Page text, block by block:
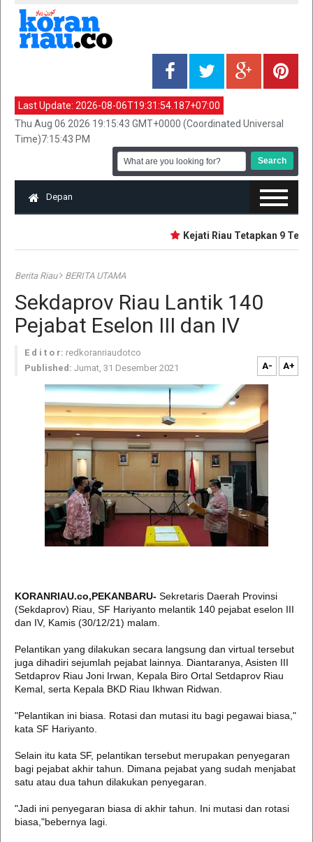
Last Update: 2026-08-06T19:31:54.187+07:00
Thu Aug 06 2026 19:15:43 GMT+0000 (Coordinated Universal
Time)7:15:43 PM
Depan
Kejati Riau Tetapkan 9
Berita Riau BERITA UTAMA
Sekdaprov Riau Lantik 140
Pejabat Eselon III dan IV
E d i t o r: redkoranriaudotco
Published: Jumat, 31 Desember 2021 A- A+
KORANRIAU.co,PEKANBARU- Sekretaris Daerah Provinsi
(Sekdaprov) Riau, SF Hariyanto melantik 140 pejabat eselon III
dan IV, Kamis (30/12/21) malam.
Pelantikan yang dilakukan secara langsung dan virtual tersebut
juga dihadiri sejumlah pejabat lainnya. Diantaranya, Asisten III
Setdaprov Riau Joni Irwan, Kepala Biro Ortal Setdaprov Riau
Kemal, serta Kepala BKD Riau Ikhwan Ridwan.
"Pelantikan ini biasa. Rotasi dan mutasi itu bagi pegawai biasa,"
kata SF Hariyanto.
Selain itu kata SF, pelantikan tersebut merupakan penyegaran
bagi pejabat akhir tahun. Dimana pejabat yang sudah menjabat
satu atau dua tahun dilakukan penyegaran.
"Jadi ini penyegaran biasa di akhir tahun. Ini mutasi dan rotasi
biasa,"bebernya lagi.